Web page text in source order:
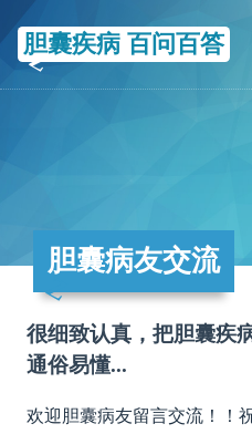
胆囊疾病 百问百答
胆囊病友交流
很细致认真，把胆囊疾
通俗易懂...
欢迎胆囊病友留言交流！！